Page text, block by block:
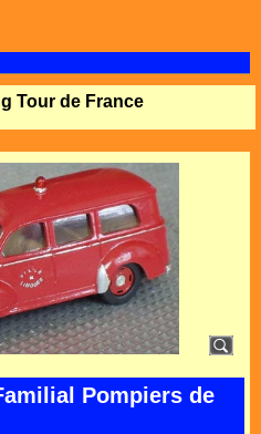
Tour de France
Pompiers de